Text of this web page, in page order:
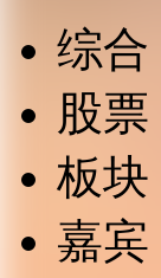
综合
股票
板块
嘉宾